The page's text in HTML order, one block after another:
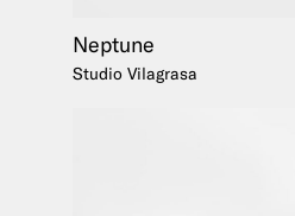
Neptune
Studio Vilagrasa